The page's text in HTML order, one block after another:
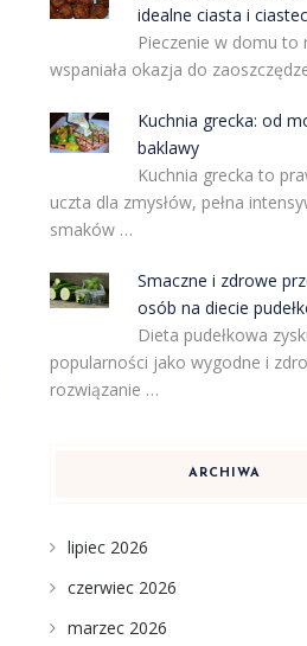
idealne ciasta i
Pieczenie w domu to
wspaniała okazja do
Kuchnia grecka: od
baklawy
Kuchnia grecka to
uczta dla zmysłów, pełna
smaków …
Smaczne i zdrowe
osób na diecie
Dieta pudełkowa
popularności jako wygodne i
rozwiązanie …
ARCHIWA
lipiec 2026
czerwiec 2026
marzec 2026